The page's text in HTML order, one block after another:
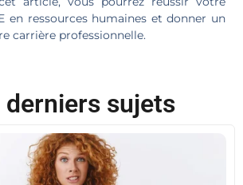
en ressources humaines et donner un
carrière professionnelle.
derniers sujets